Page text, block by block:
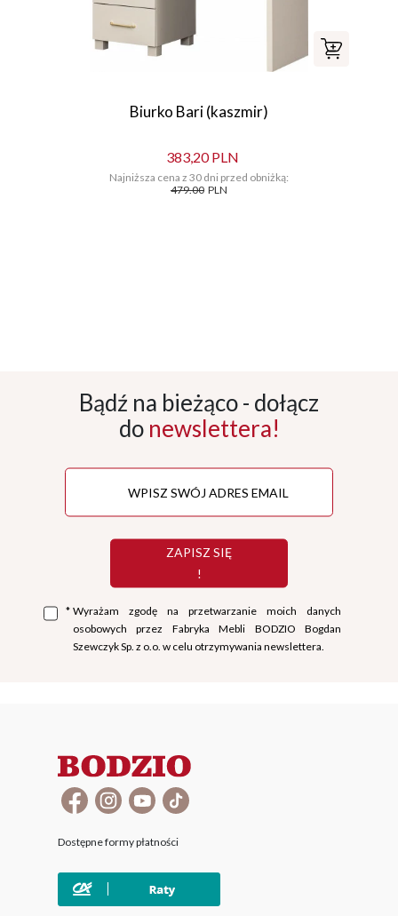
Biurko Bari (kaszmir)
383,20 PLN
Najniższa cena z 30 dni przed obniżką:
479.00 PLN
Bądź na bieżąco - dołącz
do newslettera!
ZAPISZ SIĘ
!
* Wyrażam zgodę na przetwarzanie moich danych
osobowych przez Fabryka Mebli BODZIO Bogdan
Szewczyk Sp. z o.o. w celu otrzymywania newslettera.
Dostępne formy płatności